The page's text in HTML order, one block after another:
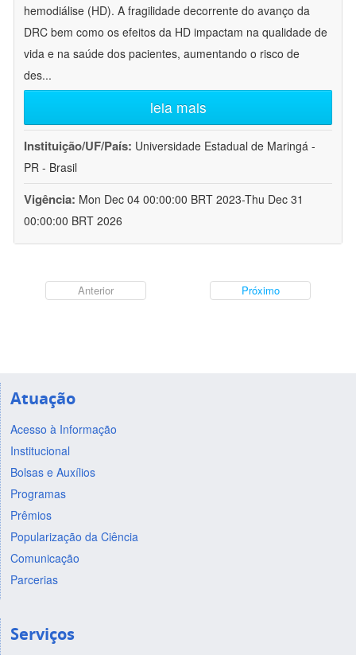
hemodiálise (HD). A fragilidade decorrente do avanço da
DRC bem como os efeitos da HD impactam na qualidade de
vida e na saúde dos pacientes, aumentando o risco de
des...
leia mais
Instituição/UF/País: Universidade Estadual de Maringá -
PR - Brasil
Vigência: Mon Dec 04 00:00:00 BRT 2023-Thu Dec 31
00:00:00 BRT 2026
Anterior Próximo
Atuação
Acesso à Informação
Institucional
Bolsas e Auxílios
Programas
Prêmios
Popularização da Ciência
Comunicação
Parcerias
Serviços